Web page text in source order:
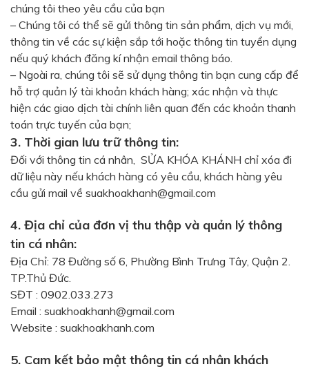
chúng tôi theo yêu cầu của bạn
– Chúng tôi có thể sẽ gửi thông tin sản phẩm, dịch vụ mới,
thông tin về các sự kiện sắp tới hoặc thông tin tuyển dụng
nếu quý khách đăng kí nhận email thông báo.
– Ngoài ra, chúng tôi sẽ sử dụng thông tin bạn cung cấp để
hỗ trợ quản lý tài khoản khách hàng; xác nhận và thực
hiện các giao dịch tài chính liên quan đến các khoản thanh
toán trực tuyến của bạn;
3. Thời gian lưu trữ thông tin:
Đối với thông tin cá nhân, SỬA KHÓA KHÁNH chỉ xóa đi
dữ liệu này nếu khách hàng có yêu cầu, khách hàng yêu
cầu gửi mail về suakhoakhanh@gmail.com
4. Địa chỉ của đơn vị thu thập và quản lý thông
tin cá nhân:
Địa Chỉ: 78 Đường số 6, Phường Bình Trưng Tây, Quận 2.
TP.Thủ Đức.
SĐT : 0902.033.273
Email : suakhoakhanh@gmail.com
Website : suakhoakhanh.com
5. Cam kết bảo mật thông tin cá nhân khách